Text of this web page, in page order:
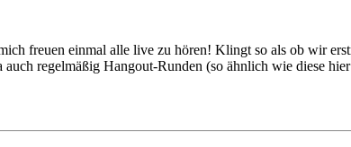
freuen einmal alle live zu hören! Klingt so als ob wir
regelmäßig Hangout-Runden (so ähnlich wie diese hier